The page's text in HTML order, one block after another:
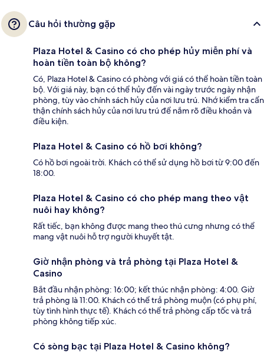
Câu hỏi thường gặp
Plaza Hotel & Casino có cho phép hủy miễn phí và
hoàn tiền toàn bộ không?
Có, Plaza Hotel & Casino có phòng với giá có thể hoàn tiền toàn
bộ. Với giá này, bạn có thể hủy đến vài ngày trước ngày nhận
phòng, tùy vào chính sách hủy của nơi lưu trú. Nhớ kiểm tra cẩn
thận chính sách hủy của nơi lưu trú để nắm rõ điều khoản và
điều kiện.
Plaza Hotel & Casino có hồ bơi không?
Có hồ bơi ngoài trời. Khách có thể sử dụng hồ bơi từ 9:00 đến
18:00.
Plaza Hotel & Casino có cho phép mang theo vật
nuôi hay không?
Rất tiếc, bạn không được mang theo thú cưng nhưng có thể
mang vật nuôi hỗ trợ người khuyết tật.
Giờ nhận phòng và trả phòng tại Plaza Hotel &
Casino
Bắt đầu nhận phòng: 16:00; kết thúc nhận phòng: 4:00. Giờ
trả phòng là 11:00. Khách có thể trả phòng muộn (có phụ phí,
tùy tình hình thực tế). Khách có thể trả phòng cấp tốc và trả
phòng không tiếp xúc.
Có sòng bạc tại Plaza Hotel & Casino không?